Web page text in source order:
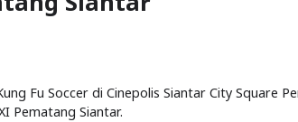
Fu Soccer di Cinepolis Siantar City Square
Pematang Siantar.